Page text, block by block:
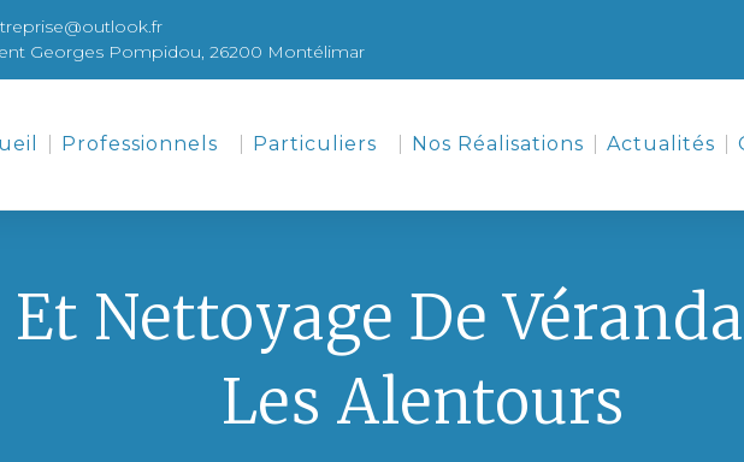
Georges Pompidou, 26200 Montélimar
Professionnels Particuliers Nos Réalisations Actualités
Nettoyage De
Les Alentours